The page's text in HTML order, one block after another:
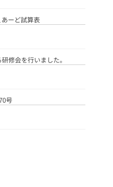
ーど試算表
修会を行いました。
号